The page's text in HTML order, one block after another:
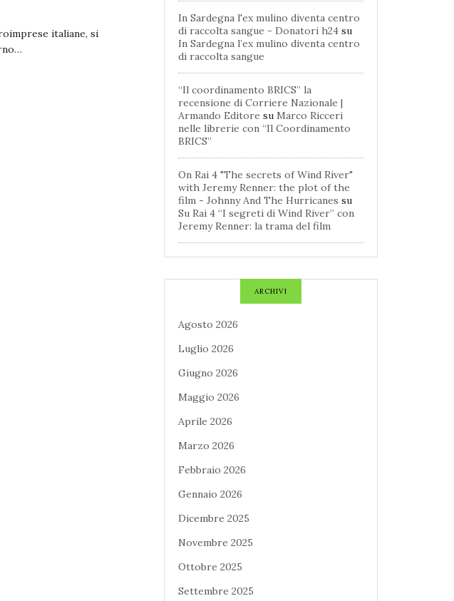
italiane, si
In Sardegna l'ex mulino diventa centro
di raccolta sangue - Donatori h24 su
In Sardegna l’ex mulino diventa centro
di raccolta sangue
“Il coordinamento BRICS” la
recensione di Corriere Nazionale |
Armando Editore su Marco Ricceri
nelle librerie con “Il Coordinamento
BRICS”
On Rai 4 "The secrets of Wind River"
with Jeremy Renner: the plot of the
film - Johnny And The Hurricanes su
Su Rai 4 “I segreti di Wind River” con
Jeremy Renner: la trama del film
ARCHIVI
Agosto 2026
Luglio 2026
Giugno 2026
Maggio 2026
Aprile 2026
Marzo 2026
Febbraio 2026
Gennaio 2026
Dicembre 2025
Novembre 2025
Ottobre 2025
Settembre 2025